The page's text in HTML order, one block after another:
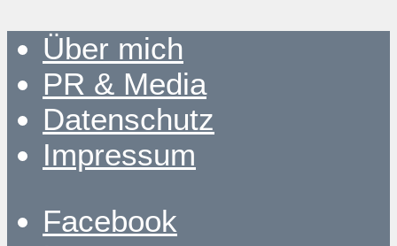
Über mich
PR & Media
Datenschutz
Impressum
Facebook